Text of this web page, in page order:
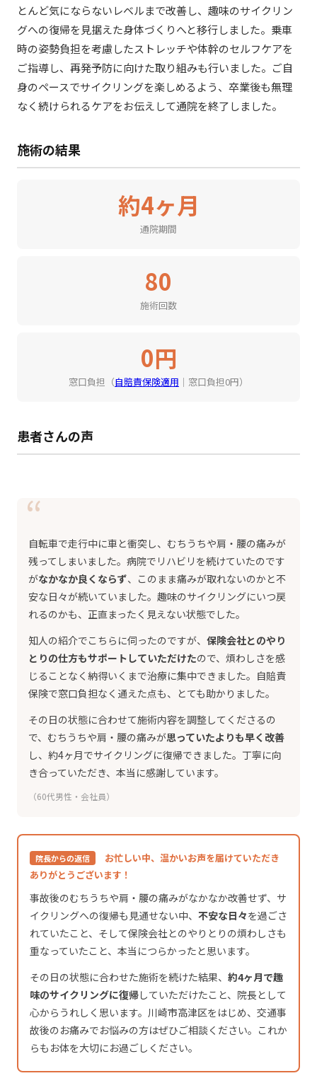
とんど気にならないレベルまで改善し、趣味のサイクリン
グへの復帰を見据えた身体づくりへと移行しました。乗車
時の姿勢負担を考慮したストレッチや体幹のセルフケアを
ご指導し、再発予防に向けた取り組みも行いました。ご自
身のペースでサイクリングを楽しめるよう、卒業後も無理
なく続けられるケアをお伝えして通院を終了しました。
施術の結果
約4ヶ月
通院期間
80
施術回数
0円
窓口負担（自賠責保険適用 ｜窓口負担0円）
患者さんの声
“
自転車で走行中に車と衝突し、むちうちや肩・腰の痛みが
残ってしまいました。病院でリハビリを続けていたのです
がなかなか良くならず、このまま痛みが取れないのかと不
安な日々が続いていました。趣味のサイクリングにいつ戻
れるのかも、正直まったく見えない状態でした。
知人の紹介でこちらに伺ったのですが、 保険会社とのやり
とりの仕方もサポートしていただけたので、煩わしさを感
じることなく納得いくまで治療に集中できました。自賠責
保険で窓口負担なく通えた点も、とても助かりました。
その日の状態に合わせて施術内容を調整してくださるの
で、むちうちや肩・腰の痛みが思っていたよりも早く改善
し、約4ヶ月でサイクリングに復帰できました。丁寧に向
き合っていただき、本当に感謝しています。
（60代男性・会社員）
院長からの返信
お忙しい中、温かいお声を届けていただき
ありがとうございます！
事故後のむちうちや肩・腰の痛みがなかなか改善せず、サ
イクリングへの復帰も見通せない中、 不安な日々を過ごさ
れていたこと、そして保険会社とのやりとりの煩わしさも
重なっていたこと、本当につらかったと思います。
その日の状態に合わせた施術を続けた結果、 約4ヶ月で趣
味のサイクリングに復帰していただけたこと、院長として
心からうれしく思います。川崎市高津区をはじめ、交通事
故後のお痛みでお悩みの方はぜひご相談ください。これか
らもお体を大切にお過ごしください。